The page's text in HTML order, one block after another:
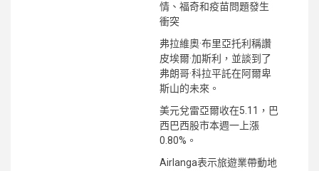
情、福奇和疫苗問題發生
衝突
弗拉維奧·布里亞托利稱讚
皮埃爾·加斯利，並談到了
弗朗哥·科拉平託在阿爾卑
斯山的未來。
美元兌雷亞爾收在5.11，巴
西巴西股市本週一上漲
0.80%。
Airlanga表示旅遊業帶動地